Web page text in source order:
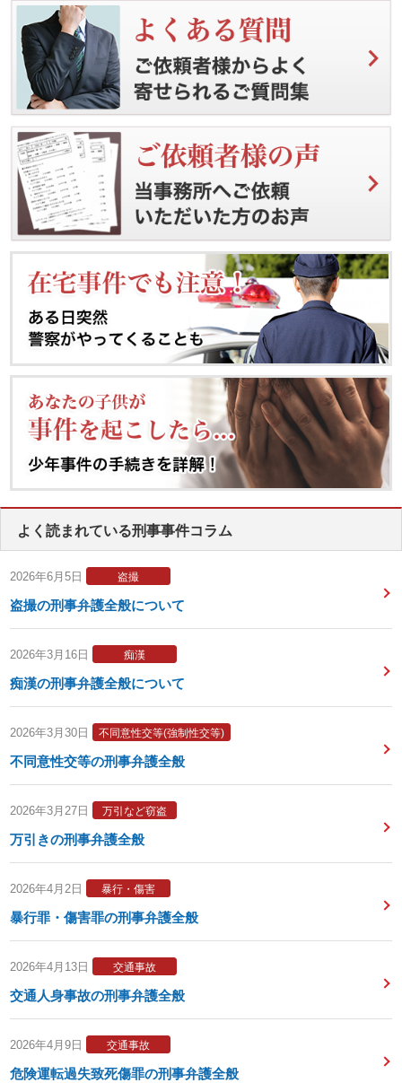
よく読まれている刑事事件コラム
2026年6月5日 盗撮
盗撮の刑事弁護全般について
2026年3月16日 痴漢
痴漢の刑事弁護全般について
2026年3月30日 不同意性交等(強制性交等)
不同意性交等の刑事弁護全般
2026年3月27日 万引など窃盗
万引きの刑事弁護全般
2026年4月2日 暴行・傷害
暴行罪・傷害罪の刑事弁護全般
2026年4月13日 交通事故
交通人身事故の刑事弁護全般
2026年4月9日 交通事故
危険運転過失致死傷罪の刑事弁護全般